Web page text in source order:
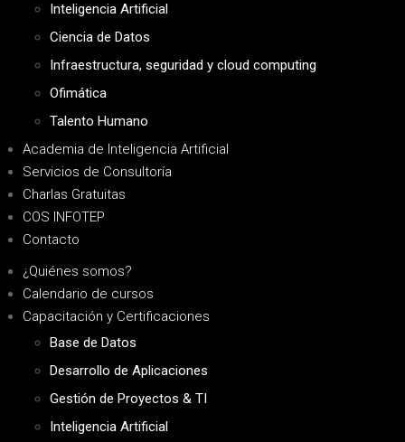
Inteligencia Artificial
Ciencia de Datos
Infraestructura, seguridad y cloud computing
Ofimática
Talento Humano
Academia de Inteligencia Artificial
Servicios de Consultoría
Charlas Gratuitas
COS INFOTEP
Contacto
¿Quiénes somos?
Calendario de cursos
Capacitación y Certificaciones
Base de Datos
Desarrollo de Aplicaciones
Gestión de Proyectos & TI
Inteligencia Artificial